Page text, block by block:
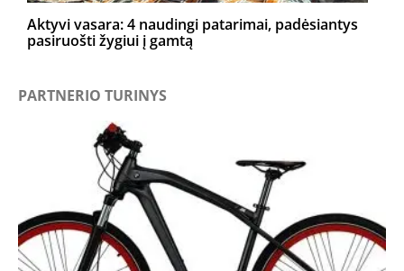
Aktyvi vasara: 4 naudingi patarimai, padėsiantys
pasiruošti žygiui į gamtą
PARTNERIO TURINYS